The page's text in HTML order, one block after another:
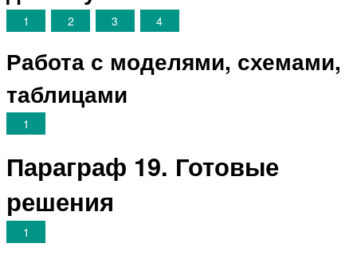
1 2 3 4
Работа с моделями, схемами,
таблицами
1
Параграф 19. Готовые
решения
1